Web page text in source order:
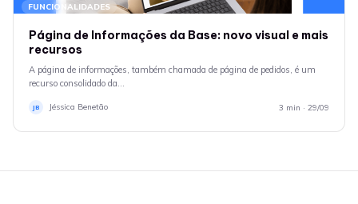
FUNCIONALIDADES
Página de Informações da Base: novo visual e mais
recursos
A página de informações, também chamada de página de pedidos, é um
recurso consolidado da…
JB Jéssica Benetão 3 min · 29/09